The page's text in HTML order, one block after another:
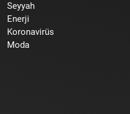
Seyyah
Enerji
Koronavirüs
Moda